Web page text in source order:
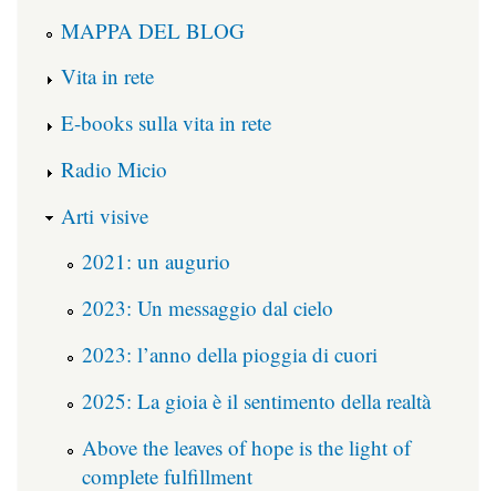
MAPPA DEL BLOG
Vita in rete
E-books sulla vita in rete
Radio Micio
Arti visive
2021: un augurio
2023: Un messaggio dal cielo
2023: l’anno della pioggia di cuori
2025: La gioia è il sentimento della realtà
Above the leaves of hope is the light of
complete fulfillment